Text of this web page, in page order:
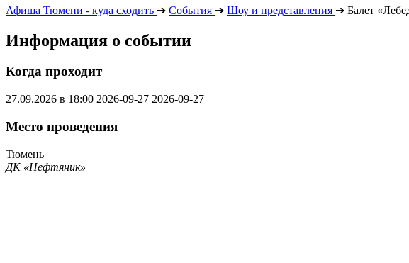
Афиша Тюмени - куда сходить ➔ События ➔ Шоу и представления ➔ Балет
Информация о событии
Когда проходит
27.09.2026 в 18:00 2026-09-27 2026-09-27
Место проведения
Тюмень
ДК «Нефтяник»